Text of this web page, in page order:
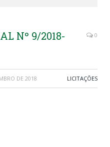
Nº 9/2018-
0
DE 2018 LICITAÇÕES